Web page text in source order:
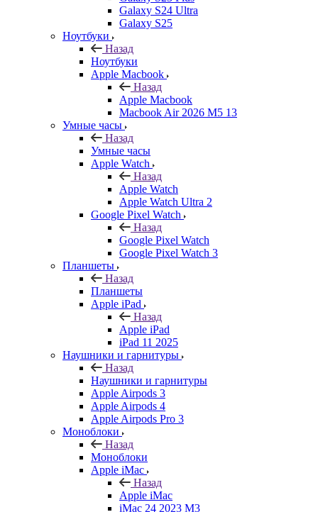
Galaxy S24 Ultra
Galaxy S25
Ноутбуки
Назад
Ноутбуки
Apple Macbook
Назад
Apple Macbook
Macbook Air 2026 M5 13
Умные часы
Назад
Умные часы
Apple Watch
Назад
Apple Watch
Apple Watch Ultra 2
Google Pixel Watch
Назад
Google Pixel Watch
Google Pixel Watch 3
Планшеты
Назад
Планшеты
Apple iPad
Назад
Apple iPad
iPad 11 2025
Наушники и гарнитуры
Назад
Наушники и гарнитуры
Apple Airpods 3
Apple Airpods 4
Apple Airpods Pro 3
Моноблоки
Назад
Моноблоки
Apple iMac
Назад
Apple iMac
iMac 24 2023 M3